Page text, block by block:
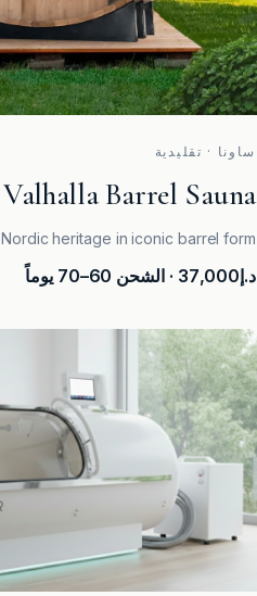
ساونا · تقليدية
Valhalla Barrel Sauna
Nordic heritage in iconic barrel form.
د.إ37,000 · الشحن 60–70 يوماً